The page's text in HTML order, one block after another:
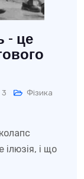
- це
3
Фізика
ілюзія, і що